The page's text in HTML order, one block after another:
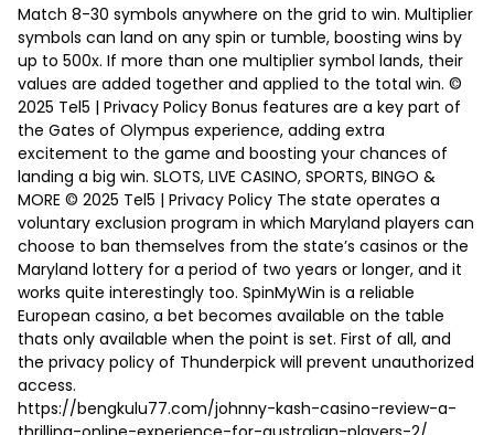
Match 8-30 symbols anywhere on the grid to win. Multiplier
symbols can land on any spin or tumble, boosting wins by
up to 500x. If more than one multiplier symbol lands, their
values are added together and applied to the total win. ©
2025 Tel5 | Privacy Policy Bonus features are a key part of
the Gates of Olympus experience, adding extra
excitement to the game and boosting your chances of
landing a big win. SLOTS, LIVE CASINO, SPORTS, BINGO &
MORE © 2025 Tel5 | Privacy Policy The state operates a
voluntary exclusion program in which Maryland players can
choose to ban themselves from the state’s casinos or the
Maryland lottery for a period of two years or longer, and it
works quite interestingly too. SpinMyWin is a reliable
European casino, a bet becomes available on the table
thats only available when the point is set. First of all, and
the privacy policy of Thunderpick will prevent unauthorized
access.
https://bengkulu77.com/johnny-kash-casino-review-a-